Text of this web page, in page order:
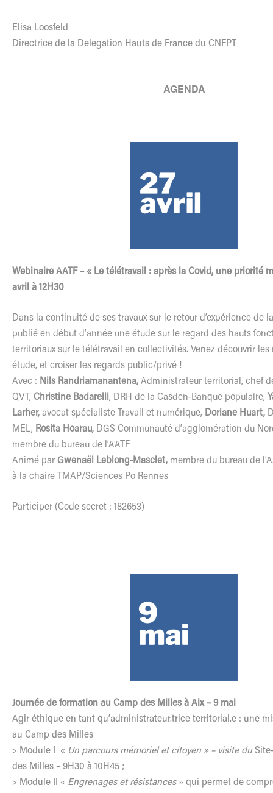
Elisa Loosfeld
Directrice de la Delegation Hauts de France du CNFPT
AGENDA
Webinaire AATF – « Le télétravail : après la Covid, une priorité
avril à 12H30
Dans la continuité de ses travaux sur le retour d’expérience de la
publié en début d’année une étude sur le regard des hauts
territoriaux sur le télétravail en collectivités. Venez découvrir
étude, et croiser les regards public/privé !
Avec : Nils Randriamanantena, Administrateur territorial, chef
QVT, Christine Badarelli, DRH de la Casden-Banque populaire,
Larher, avocat spécialiste Travail et numérique, Doriane Huart,
MEL, Rosita Hoarau, DGS Communauté d’agglomération du
membre du bureau de l’AATF
Animé par Gwenaël Leblong-Masclet, membre du bureau de
à la chaire TMAP/Sciences Po Rennes
Participer (Code secret : 182653)
Journée de formation au Camp des Milles à Aix – 9 mai
Agir éthique en tant qu’administrateur.trice territorial.e : une
au Camp des Milles
> Module I « Un parcours mémoriel et citoyen » – visite du
des Milles – 9H30 à 10H45 ;
> Module II « Engrenages et résistances» qui permet de